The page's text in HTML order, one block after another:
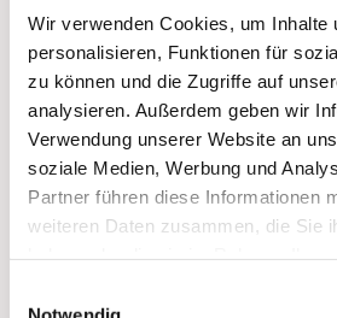
Wir verwenden Cookies, um Inhalte
personalisieren, Funktionen für
zu können und die Zugriffe auf
analysieren. Außerdem geben wir
Verwendung unserer Website an
soziale Medien, Werbung und
Partner führen diese Informationen
weiteren Daten zusammen, die Sie